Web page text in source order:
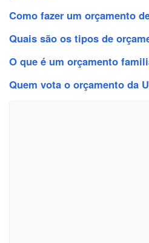
Como fazer um orçamento
Quais são os tipos de
O que é um orçamento
Quem vota o orçamento da